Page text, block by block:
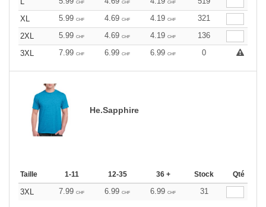
CHF CHF CHF
XL
5.99 CHF 4.69 CHF 4.19 CHF
321
2XL
5.99 CHF 4.69 CHF 4.19 CHF
136
3XL
7.99 CHF 6.99 CHF 6.99 CHF 0
He.Sapphire
Taille 1-11 12-35 36 + Stock Qté
3XL 7.99 CHF 6.99 CHF 6.99 CHF 31